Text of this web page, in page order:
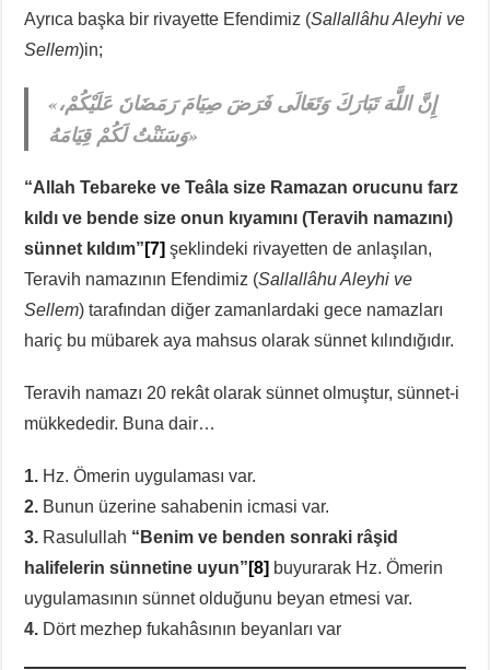
Ayrıca başka bir rivayette Efendimiz (Sallallâhu Aleyhi ve
Sellem)in;
«إِنَّ اللَّهَ تَبَارَكَ وَتَعَالَى فَرَضَ صِيَامَ رَمَضَانَ عَلَيْكُمْ،
وَسَنَنْتُ لَكُمْ قِيَامَهُ»
“Allah Tebareke ve Teâla size Ramazan orucunu farz
kıldı ve bende size onun kıyamını (Teravih namazını)
sünnet kıldım” [7] şeklindeki rivayetten de anlaşılan,
Teravih namazının Efendimiz (Sallallâhu Aleyhi ve
Sellem) tarafından diğer zamanlardaki gece namazları
hariç bu mübarek aya mahsus olarak sünnet kılındığıdır.
Teravih namazı 20 rekât olarak sünnet olmuştur, sünnet-i
mükkededir. Buna dair…
1. Hz. Ömerin uygulaması var.
2. Bunun üzerine sahabenin icmasi var.
3. Rasulullah “Benim ve benden sonraki râşid
halifelerin sünnetine uyun” [8] buyurarak Hz. Ömerin
uygulamasının sünnet olduğunu beyan etmesi var.
4. Dört mezhep fukahâsının beyanları var